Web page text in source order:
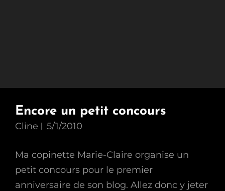
Encore un petit concours
Cline 5/1/2010
Ma copinette Marie-Claire organise un
petit concours pour le premier
anniversaire de son blog. Allez donc y jeter